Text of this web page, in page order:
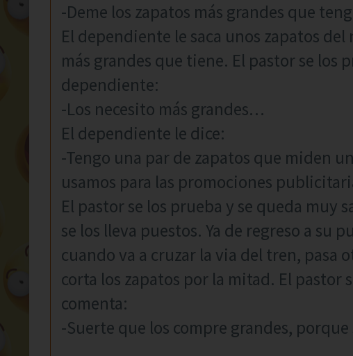
-Deme los zapatos más grandes que
El dependiente le saca unos zapatos del
más grandes que tiene. El pastor se los
dependiente:
-Los necesito más grandes…
El dependiente le dice:
-Tengo una par de zapatos que miden
usamos para las promociones
El pastor se los prueba y se queda muy
se los lleva puestos. Ya de regreso a su
cuando va a cruzar la via del tren, pasa
corta los zapatos por la mitad. El pastor
comenta:
-Suerte que los compre grandes,